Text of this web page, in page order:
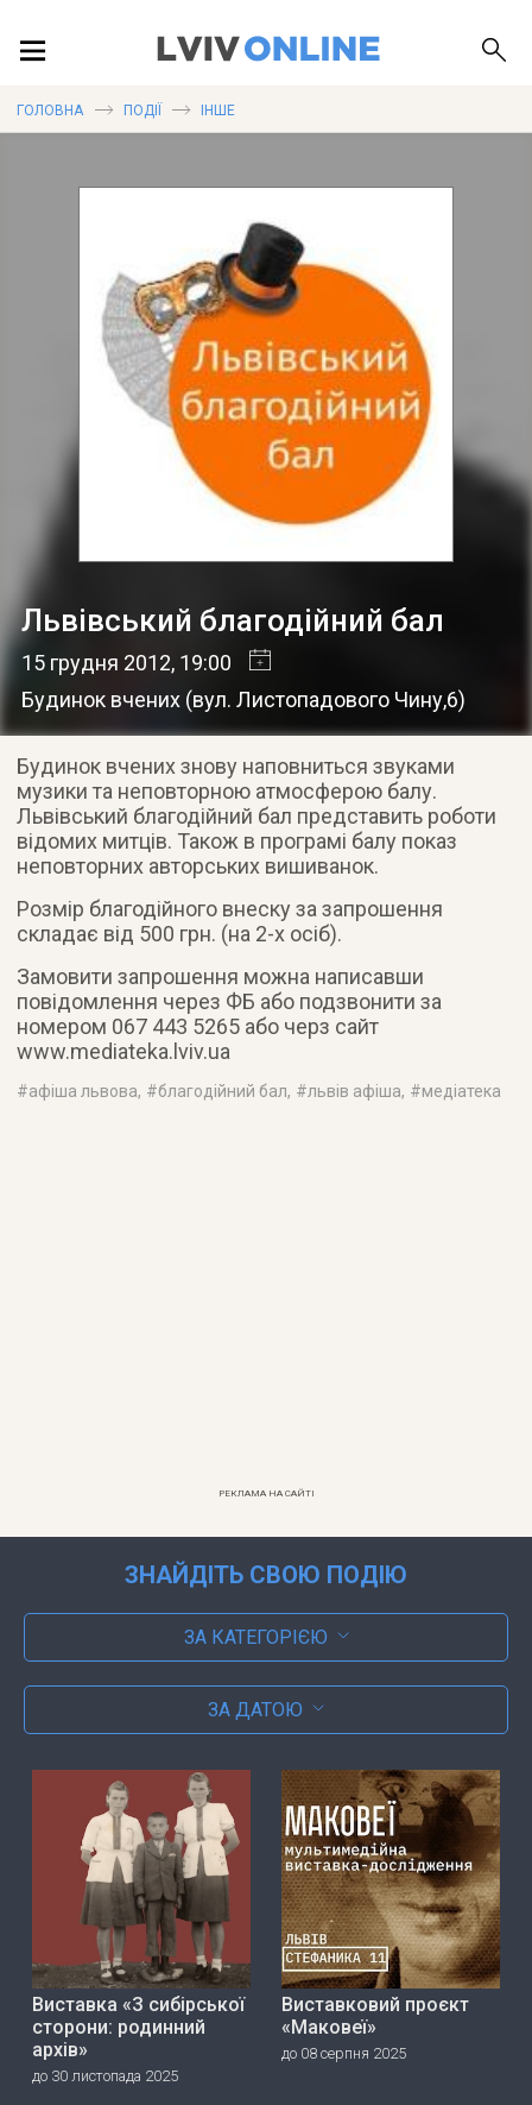
ПУБЛІКАЦІЇ
ГОЛОВНА ПОДІЇ ІНШЕ
Львівський благодійний бал
15 грудня 2012, 19:00
Будинок вчених (вул. Листопадового Чину,6)
Будинок вчених знову наповниться звуками
музики та неповторною атмосферою балу.
Львівський благодійний бал представить роботи
відомих митців. Також в програмі балу показ
неповторних авторських вишиванок.
Розмір благодійного внеску за запрошення
складає від 500 грн. (на 2-х осіб).
Замовити запрошення можна написавши
повідомлення через ФБ або подзвонити за
номером 067 443 5265 або черз сайт
www.mediateka.lviv.ua
#афіша львова, #благодійний бал, #львів афіша, #медіатека
РЕКЛАМА НА САЙТІ
ЗНАЙДІТЬ СВОЮ ПОДІЮ
ЗА КАТЕГОРІЄЮ
ЗА ДАТОЮ
Виставка «З сибірської
сторони: родинний
архів»
до 30 листопада 2025
Виставковий проєкт
«Маковеї»
до 08 серпня 2025